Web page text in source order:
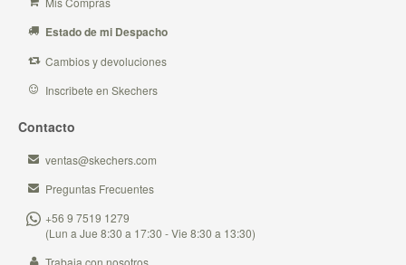
Estado de mi Despacho
Cambios y devoluciones
Inscribete en Skechers
Contacto
ventas@skechers.com
Preguntas Frecuentes
+56 9 7519 1279
(Lun a Jue 8:30 a 17:30 - Vie 8:30 a 13:30)
Trabaja con nosotros